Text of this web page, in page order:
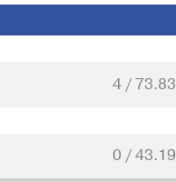
4 / 73.83
0 / 43.19